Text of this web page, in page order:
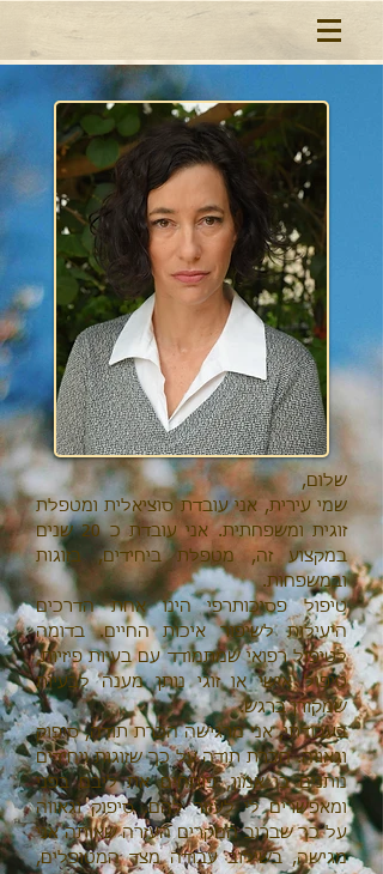
שלום,
שמי עירית, אני עובדת סוציאלית ומטפלת
זוגית ומשפחתית. אני עובדת כ 20 שנים
במקצוע זה, מטפלת ביחידים, בזוגות
ובמשפחות.
טיפול פסיכותרפי הינו אחת הדרכים
היעילות לשיפור איכות החיים. בדומה
לטיפול רפואי שמתמודד עם בעיות פיזיות,
טיפול אישי או זוגי נותן מענה לבעיות
שמקורן ברגש.
בעבודתי, אני מרגישה הכרת תודה, סיפוק
וגאווה. הכרת תודה על כך שזוגות ויחידים
נותנים בי אמון, פותחים את ליבם בפני
ומאפשרים לי לעזור להם. סיפוק וגאווה
על כך שברוב המקרים העזרה שאותה אני
מגישה, בשילוב עבודה מצד המטופלים,